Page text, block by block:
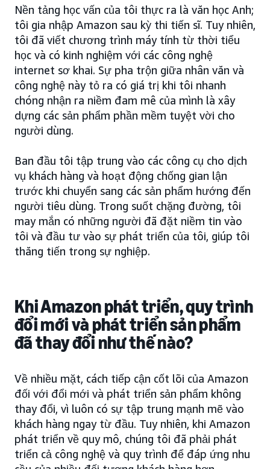
Nền tảng học vấn của tôi thực ra là văn học Anh;
tôi gia nhập Amazon sau kỳ thi tiến sĩ. Tuy nhiên,
tôi đã viết chương trình máy tính từ thời tiểu
học và có kinh nghiệm với các công nghệ
internet sơ khai. Sự pha trộn giữa nhân văn và
công nghệ này tỏ ra có giá trị khi tôi nhanh
chóng nhận ra niềm đam mê của mình là xây
dựng các sản phẩm phần mềm tuyệt vời cho
người dùng.
Ban đầu tôi tập trung vào các công cụ cho dịch
vụ khách hàng và hoạt động chống gian lận
trước khi chuyển sang các sản phẩm hướng đến
người tiêu dùng. Trong suốt chặng đường, tôi
may mắn có những người đã đặt niềm tin vào
tôi và đầu tư vào sự phát triển của tôi, giúp tôi
thăng tiến trong sự nghiệp.
Khi Amazon phát triển, quy trình
đổi mới và phát triển sản phẩm
đã thay đổi như thế nào?
Về nhiều mặt, cách tiếp cận cốt lõi của Amazon
đối với đổi mới và phát triển sản phẩm không
thay đổi, vì luôn có sự tập trung mạnh mẽ vào
khách hàng ngay từ đầu. Tuy nhiên, khi Amazon
phát triển về quy mô, chúng tôi đã phải phát
triển cả công nghệ và quy trình để đáp ứng nhu